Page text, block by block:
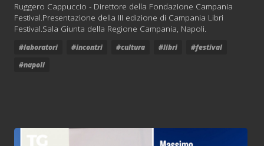
Ruggero Cappuccio - Direttore della Fondazione Campania
Festival.Presentazione della III edizione di Campania Libri
Festival.Sala Giunta della Regione Campania, Napoli.
#laboratori #incontri #cultura #libri
#festival
#napoli